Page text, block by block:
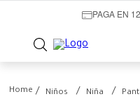
PAGA EN
Niños Niña